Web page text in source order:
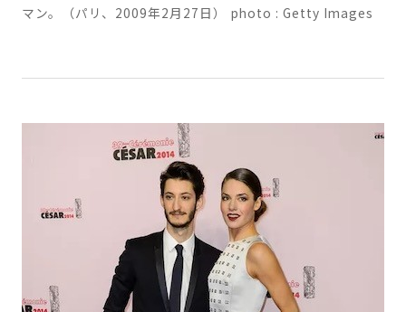
9. セザール賞名誉賞の受賞を祝うダスティンとリサ・ホフ